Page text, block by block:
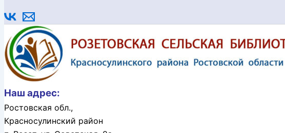
Наш адрес:
Ростовская обл.,
Красносулинский район